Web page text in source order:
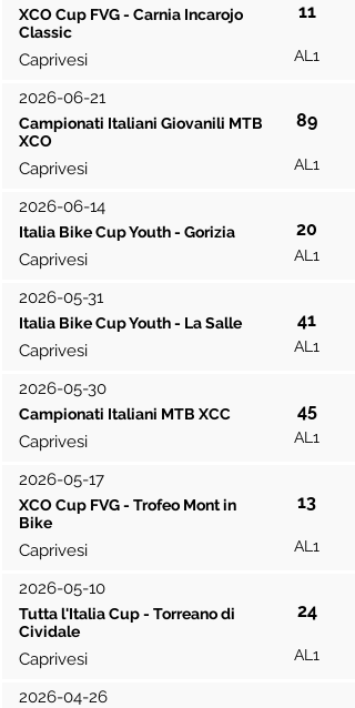
XCO Cup FVG - Carnia Incarojo
Classic
11
Caprivesi AL1
2026-06-21
Campionati Italiani Giovanili MTB
XCO
89
Caprivesi AL1
2026-06-14
Italia Bike Cup Youth - Gorizia 20
Caprivesi AL1
2026-05-31
Italia Bike Cup Youth - La Salle 41
Caprivesi AL1
2026-05-30
Campionati Italiani MTB XCC 45
Caprivesi AL1
2026-05-17
XCO Cup FVG - Trofeo Mont in
Bike
13
Caprivesi AL1
2026-05-10
Tutta l'Italia Cup - Torreano di
Cividale
24
Caprivesi AL1
2026-04-26